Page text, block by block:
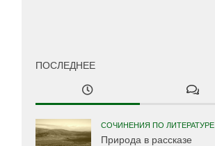
ПОСЛЕДНЕЕ
СОЧИНЕНИЯ ПО ЛИТЕРАТУРЕ
Природа в рассказе